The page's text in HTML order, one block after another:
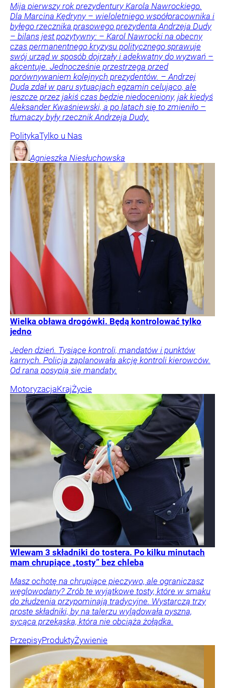
Mija pierwszy rok prezydentury Karola Nawrockiego.
Dla Marcina Kędryny – wieloletniego współpracownika i
byłego rzecznika prasowego prezydenta Andrzeja Dudy
– bilans jest pozytywny: – Karol Nawrocki na obecny
czas permanentnego kryzysu politycznego sprawuje
swój urząd w sposób dojrzały i adekwatny do wyzwań –
akcentuje. Jednocześnie przestrzega przed
porównywaniem kolejnych prezydentów. – Andrzej
Duda zdał w paru sytuacjach egzamin celująco, ale
jeszcze przez jakiś czas będzie niedoceniony, jak kiedyś
Aleksander Kwaśniewski, a po latach się to zmieniło –
tłumaczy były rzecznik Andrzeja Dudy.
PolitykaTylko u Nas
Agnieszka Niesłuchowska
Wielka obława drogówki. Będą kontrolować tylko
jedno
Jeden dzień. Tysiące kontroli, mandatów i punktów
karnych. Policja zaplanowała akcję kontroli kierowców.
Od rana posypią się mandaty.
MotoryzacjaKrajŻycie
Wlewam 3 składniki do tostera. Po kilku minutach
mam chrupiące „tosty” bez chleba
Masz ochotę na chrupiące pieczywo, ale ograniczasz
węglowodany? Zrób te wyjątkowe tosty, które w smaku
do złudzenia przypominają tradycyjne. Wystarczą trzy
proste składniki, by na talerzu wylądowała pyszna,
sycąca przekąska, która nie obciąża żołądka.
PrzepisyProduktyŻywienie